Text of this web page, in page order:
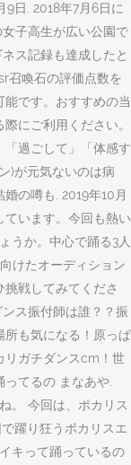
9日. 2018年7月6日に
子高生が広い公園で
ス記録も達成したと
召喚石の評価点数を
です。おすすめの当
にご利用ください。
過ごして」「体感す
)が元気ないのは病
の噂も. 2019年10月
ています。今回も熱い
うか。中心で踊る3人
けたオーディション
戦してみてくださ
ス振付師は誰？？振
所も気になる！原っぱ
リガチダンスcm！世
てるの まなあや.
。 今回は、ポカリス
躍り狂うポカリスエ
キって踊っているの